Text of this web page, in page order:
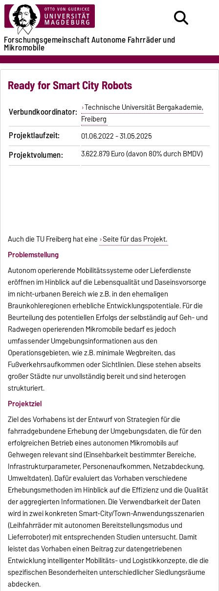
ForschungsgemeinschaftAutonome Fahrräderund
Mikromobile
Ready for Smart City Robots
Verbundkoordinator:
Technische Universität Bergakademie,
Freiberg
Projektlaufzeit: 01.06.2022 - 31.05.2025
Projektvolumen: 3.622.879 Euro (davon 80% durch BMDV)
Auch die TU Freiberg hat eine Seite für das Projekt.
Problemstellung
Autonom operierende Mobilitätssysteme oder Lieferdienste
eröffnen im Hinblick auf die Lebensqualität und Daseinsvorsorge
im nicht-urbanen Bereich wie z.B. in den ehemaligen
Braunkohleregionen erhebliche Entwicklungspotentiale. Für die
Beurteilung des potentiellen Erfolgs der selbständig auf Geh- und
Radwegen operierenden Mikromobile bedarf es jedoch
umfassender Umgebungsinformationen aus den
Operationsgebieten, wie z.B. minimale Wegbreiten, das
Fußverkehrsaufkommen oder Sichtlinien. Diese stehen abseits
großer Städte nur unvollständig bereit und sind heterogen
strukturiert.
Projektziel
Ziel des Vorhabens ist der Entwurf von Strategien für die
fahrradgebundene Erhebung der Umgebungsdaten, die für den
erfolgreichen Betrieb eines autonomen Mikromobils auf
Gehwegen relevant sind (Einsehbarkeit bestimmter Bereiche,
Infrastrukturparameter, Personenaufkommen, Netzabdeckung,
Umweltdaten). Dafür evaluiert das Vorhaben verschiedene
Erhebungsmethoden im Hinblick auf die Effizienz und die Qualität
der aggregierten Informationen. Die Verwendbarkeit der Daten
wird in zwei konkreten Smart-City/Town-Anwendungsszenarien
(Leihfahrräder mit autonomen Bereitstellungsmodus und
Lieferroboter) mit entsprechenden Studien untersucht. Damit
leistet das Vorhaben einen Beitrag zur datengetriebenen
Entwicklung intelligenter Mobilitäts- und Logistikkonzepte, die die
spezifischen Besonderheiten unterschiedlicher Siedlungsräume
abdecken.